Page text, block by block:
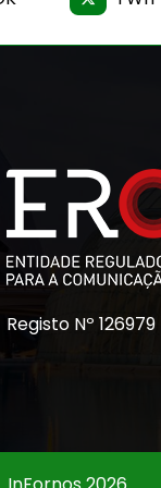
Registo Nº 126979